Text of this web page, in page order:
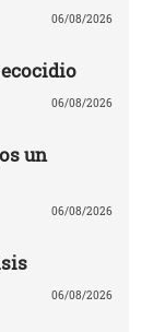
06/08/2026
06/08/2026
un
06/08/2026
06/08/2026